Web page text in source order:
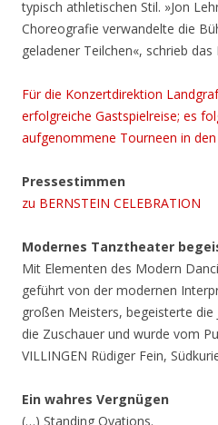
typisch athletischen Stil. »Jon
Choreografie verwandelte die
geladener Teilchen«, schrieb
Für die Konzertdirektion
erfolgreiche Gastspielreise; es
aufgenommene Tourneen in den
Pressestimmen
zu BERNSTEIN CELEBRATION
Modernes Tanztheater
Mit Elementen des Modern
geführt von der modernen
großen Meisters, begeisterte die
die Zuschauer und wurde vom
VILLINGEN Rüdiger Fein,
Ein wahres Vergnügen
(…) Standing Ovations.